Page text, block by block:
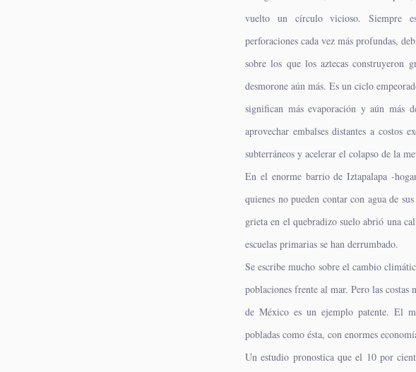
vuelto un círculo vicioso. Siempre
perforaciones cada vez más profundas,
sobre los que los aztecas construyeron
desmorone aún más. Es un ciclo
significan más evaporación y aún más
aprovechar embalses distantes a costos
subterráneos y acelerar el colapso de la
En el enorme barrio de Iztapalapa -
quienes no pueden contar con agua de
grieta en el quebradizo suelo abrió una
escuelas primarias se han derrumbado.
Se escribe mucho sobre el cambio
poblaciones frente al mar. Pero las costas
de México es un ejemplo patente. El
pobladas como ésta, con enormes
Un estudio pronostica que el 10 por